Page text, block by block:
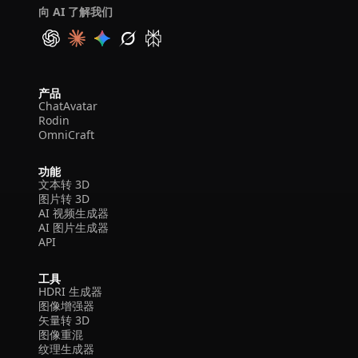
向 AI 了解我们
产品
ChatAvatar
Rodin
OmniCraft
功能
文本转 3D
图片转 3D
AI 视频生成器
AI 图片生成器
API
工具
HDRI 生成器
图像增强器
矢量转 3D
图像重混
纹理生成器